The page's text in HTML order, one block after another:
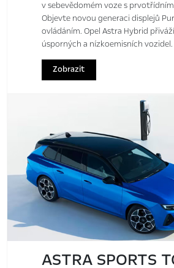
v sebevědomém voze s
Objevte novou generaci displejů
ovládáním. Opel Astra Hybrid
úsporných a nízkoemisních vozidel.
Zobrazit
ASTRA SPORTS